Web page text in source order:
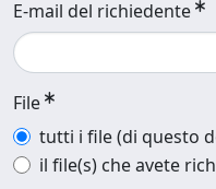
E-mail del richiedente
File
tutti i file (di questo
il file(s) che avete